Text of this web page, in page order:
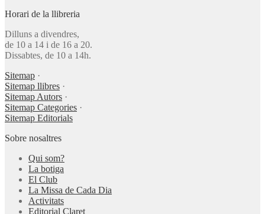
Horari de la llibreria
Dilluns a divendres,
de 10 a 14 i de 16 a 20.
Dissabtes, de 10 a 14h.
Sitemap ·
Sitemap llibres ·
Sitemap Autors ·
Sitemap Categories ·
Sitemap Editorials
Sobre nosaltres
Qui som?
La botiga
El Club
La Missa de Cada Dia
Activitats
Editorial Claret